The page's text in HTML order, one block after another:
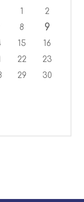
1
2
8 9
15
16
22
23
29
30